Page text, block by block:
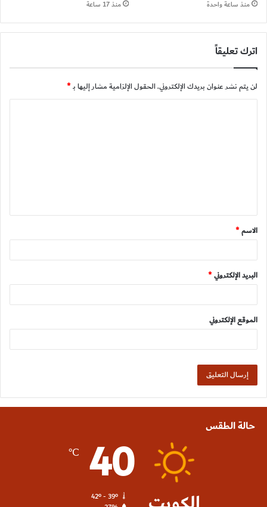
منذ ساعة واحدة منذ 17 ساعة
اترك تعليقاً
لن يتم نشر عنوان بريدك الإلكتروني.الحقول الإلزامية مشار إليها بـ*
ق
*
الاسم*
البريد الإلكتروني*
الموقع الإلكتروني
حالة الطقس
40
℃
42º - 39º